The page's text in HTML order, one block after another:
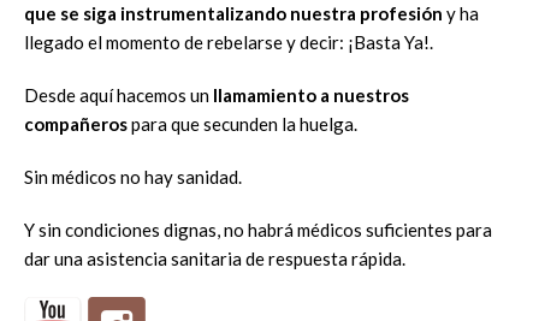
que se siga instrumentalizando nuestra profesión y ha
llegado el momento de rebelarse y decir: ¡Basta Ya!.
Desde aquí hacemos un llamamiento a nuestros
compañerospara que secunden la huelga.
Sin médicos no hay sanidad.
Y sin condiciones dignas, no habrá médicos suficientes para
dar una asistencia sanitaria de respuesta rápida.